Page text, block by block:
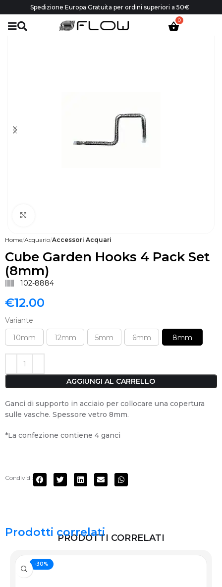
Spedizione Europa Gratuita per ordini superiori a 50€
Home Acquario Accessori Acquari
Cube Garden Hooks 4 Pack Set
(8mm)
102-8884
€12.00
Variante
10mm
12mm 5mm 6mm 8mm
AGGIUNGI AL CARRELLO
Ganci di supporto in acciaio per collocare una copertura
sulle vasche. Spessore vetro 8mm.
*La confezione contiene 4 ganci
Condividi:
PRODOTTI CORRELATI
Prodotti correlati
-30%